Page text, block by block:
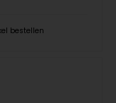
bestellen